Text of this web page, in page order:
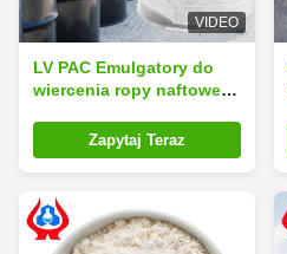
VIDEO
LV PAC Emulgatory do
wiercenia ropy naftowej
celuloza klasy
przemysłowej
Zapytaj Teraz